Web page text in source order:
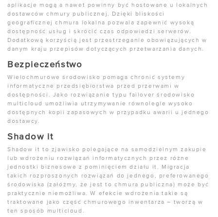
aplikacje mogą a nawet powinny być hostowane u lokalnych
dostawców chmury publicznej. Dzięki bliskości
geograficznej chmura lokalna pozwala zapewnić wysoką
dostępność usług i skrócić czas odpowiedzi serwerów.
Dodatkową korzyścią jest przestrzeganie obowiązujących w
danym kraju przepisów dotyczących przetwarzania danych.
Bezpieczeństwo
Wielochmurowe środowisko pomaga chronić systemy
informatyczne przedsiębiorstwa przed przerwami w
dostępności. Jako rozwiązanie typu failover środowisko
multicloud umożliwia utrzymywanie równolegle wysoko
dostępnych kopii zapasowych w przypadku awarii u jednego
dostawcy.
Shadow it
Shadow it to zjawisko polegające na samodzielnym zakupie
lub wdrożeniu rozwiązań informatycznych przez różne
jednostki biznesowe z pominięciem działu it. Migracja
takich rozproszonych rozwiązań do jednego, preferowanego
środowiska (załóżmy, że jest to chmura publiczna) może być
praktycznie niemożliwa. W efekcie wdrożenia takie są
traktowane jako część chmurowego inwentarza – tworzą w
ten sposób multicloud.